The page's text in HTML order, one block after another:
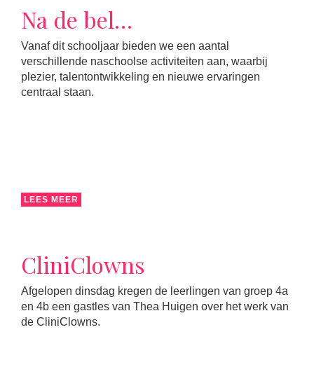
Na de bel…
Vanaf dit schooljaar bieden we een aantal
verschillende naschoolse activiteiten aan, waarbij
plezier, talentontwikkeling en nieuwe ervaringen
centraal staan.
LEES MEER
CliniClowns
Afgelopen dinsdag kregen de leerlingen van groep 4a
en 4b een gastles van Thea Huigen over het werk van
de CliniClowns.